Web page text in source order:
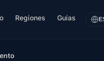
Regiones Guías